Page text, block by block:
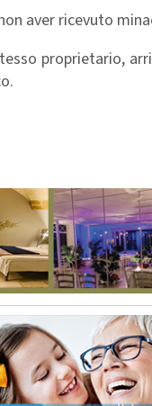
aver ricevuto
proprietario,